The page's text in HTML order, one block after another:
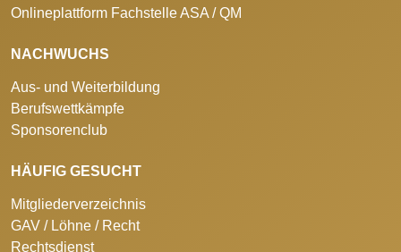
Onlineplattform Fachstelle ASA / QM
NACHWUCHS
Aus- und Weiterbildung
Berufswettkämpfe
Sponsorenclub
HÄUFIG GESUCHT
Mitgliederverzeichnis
GAV / Löhne / Recht
Rechtsdienst